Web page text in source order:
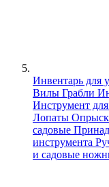
Инвентарь для
Вилы Грабли
Инструмент
Лопаты
садовые
инструмента
и садовые